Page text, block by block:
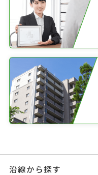
沿線から探す